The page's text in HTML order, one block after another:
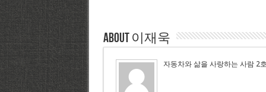
About 이재욱
자동차와 삶을 사랑하는 사람 2